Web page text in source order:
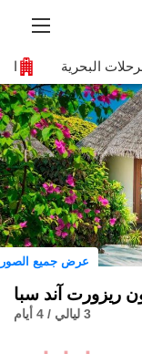
الفنادق
عرض جميع الصور
آند سبا